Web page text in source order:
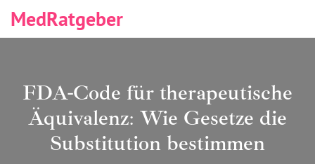
MedRatgeber
FDA-Code für therapeutische
Äquivalenz: Wie Gesetze die
Substitution bestimmen